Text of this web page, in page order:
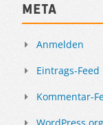
Meta
Anmelden
Eintrags-Feed
Kommentar-
WordPress.org